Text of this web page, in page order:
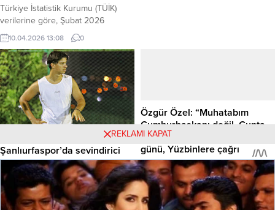
Türkiye İstatistik Kurumu (TÜİK)
verilerine göre, Şubat 2026
döneminde ihracat birim değer
endeksi yıllık bazda yüzde 12,7
oranında artış gösterdi. Buna
karşılık ihracat miktar endeksinde
ise yüzde 10,1 oranında düşüş
kaydedildi. Haber Merkezi –
Türkiye İstatistik Kurumu (TÜİK),
Şubat 2026 dönemine ilişkin dış
ticaret endekslerini yayımladı.Buna
10.04.2026 13:08 0
Şanlıurfaspor’da sevindirici
gelişme: Bayern Münih
Altyapılı Salih Şen, takıma
döndü
TFF 2. Lig’de mücadele eden
Özgür Özel: “Muhatabım
Cumhurbaşkanı değil, Cunta
Başkanıdır” – Kurultay pazar
günü, Yüzbinlere çağrı
Cumhuriyet Halk Partisi (CHP)
Genel Başkanı Özgür Özel, parti
genel merkezinde düzenlediği
basın toplantısında sert
04.04.2025 10:37 0
REKLAMI KAPAT